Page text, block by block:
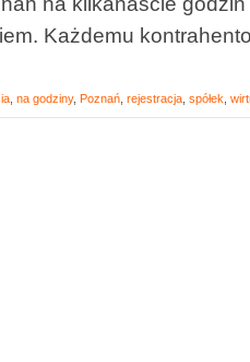
Każdemu
na godziny, Poznań rejestracja spółek